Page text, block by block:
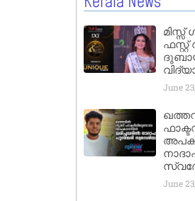
ഫസ്റ്റ്
June
June